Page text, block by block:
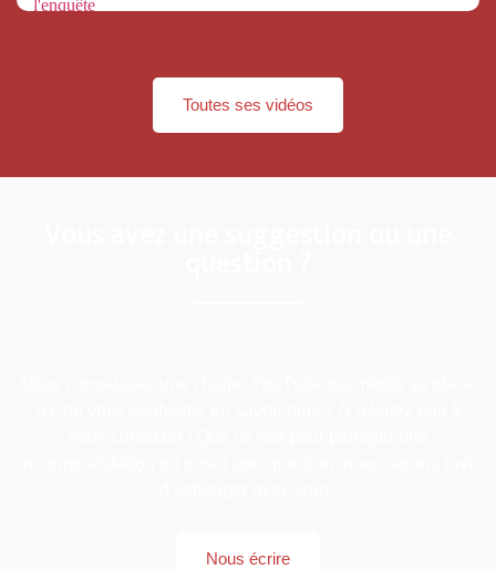
Toutes ses vidéos
Nous écrire